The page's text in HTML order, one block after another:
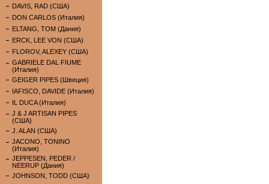
DAVIS, RAD (США)
DON CARLOS (Италия)
ELTANG, TOM (Дания)
ERCK, LEE VON (США)
FLOROV, ALEXEY (США)
GABRIELE DAL FIUME
(Италия)
GEIGER PIPES (Швеция)
IAFISCO, DAVIDE (Италия)
IL DUCA (Италия)
J & J ARTISAN PIPES
(США)
J. ALAN (США)
JACONO, TONINO
(Италия)
JEPPESEN, PEDER /
NEERUP (Дания)
JOHNSON, TODD (США)